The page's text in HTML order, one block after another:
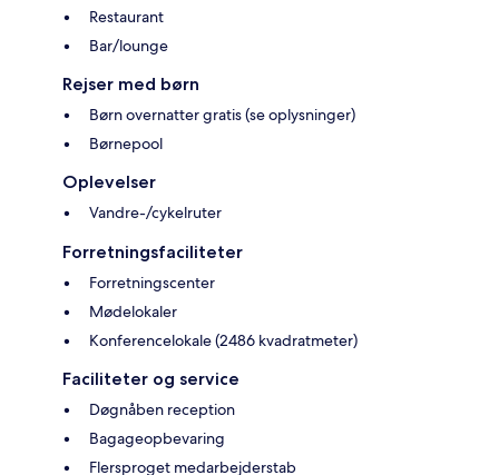
Restaurant
Bar/lounge
Rejser med børn
Børn overnatter gratis (se oplysninger)
Børnepool
Oplevelser
Vandre-/cykelruter
Forretningsfaciliteter
Forretningscenter
Mødelokaler
Konferencelokale (2486 kvadratmeter)
Faciliteter og service
Døgnåben reception
Bagageopbevaring
Flersproget medarbejderstab